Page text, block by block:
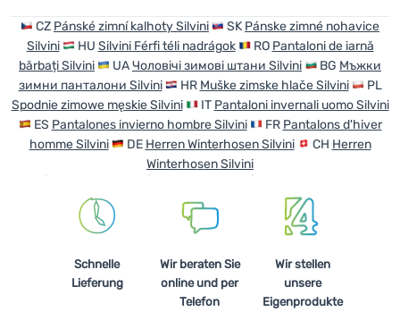
Anmelden /
Registrieren
CZ Pánské zimní kalhoty Silvini SK Pánske zimné nohavice
Silvini
HU Silvini Férfi téli nadrágok RO Pantaloni de iarnă
bărbați Silvini
UAЧоловічі зимові штани Silvini BG Мъжки
зимни панталони Silvini
HR Muške zimske hlače Silvini
PL
Spodnie zimowe męskie Silvini
IT Pantaloni invernali uomo Silvini
ES Pantalones invierno hombre Silvini FR Pantalons d'hiver
homme Silvini
DE Herren Winterhosen Silvini CH Herren
Winterhosen Silvini
Schnelle
Lieferung
Wir beraten Sie
online und per
Telefon
Wir stellen
unsere
Eigenprodukte